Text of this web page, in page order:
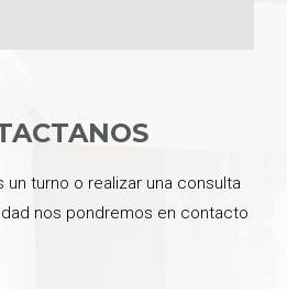
turno o realizar una consulta
nos pondremos en contacto